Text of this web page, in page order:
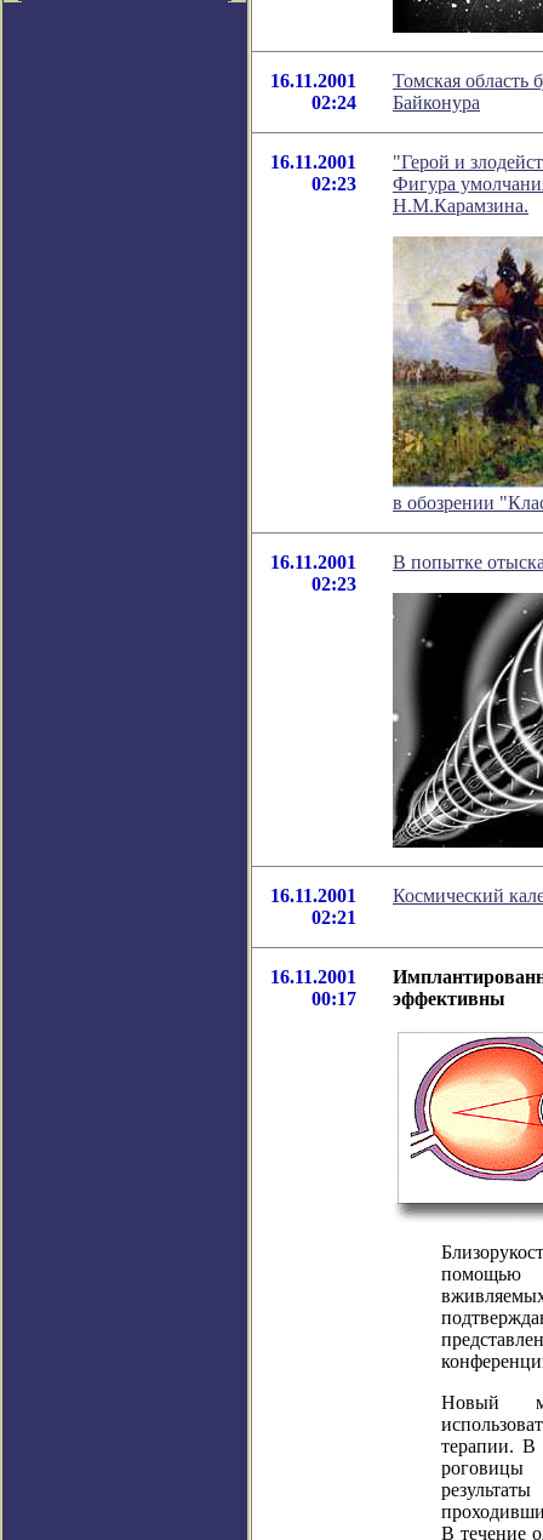
16.11.2001
02:24
Томская область
Байконура
16.11.2001
02:23
"Герой и
Фигура
Н.М.Карамзина.
в обозрении
16.11.2001
02:23
В попытке
16.11.2001
02:21
Космический
16.11.2001
00:17
эффективны
помощью
Новый
терапии. В
роговицы
В течение